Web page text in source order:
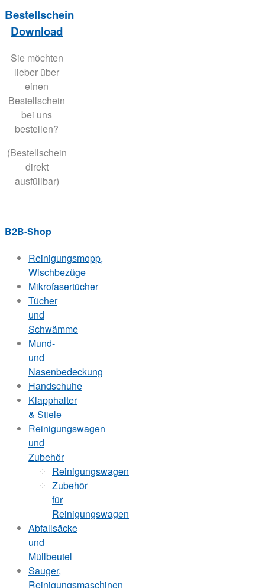
Bestellschein
Download
Sie möchten
lieber über
einen
Bestellschein
bei uns
bestellen?
(Bestellschein
direkt
ausfüllbar)
B2B-Shop
Reinigungsmopp,
Wischbezüge
Mikrofasertücher
Tücher
und
Schwämme
Mund-
und
Nasenbedeckung
Handschuhe
Klapphalter
& Stiele
Reinigungswagen
und
Zubehör
Reinigungswagen
Zubehör
für
Reinigungswagen
Abfallsäcke
und
Müllbeutel
Sauger,
Reinigungsmaschinen